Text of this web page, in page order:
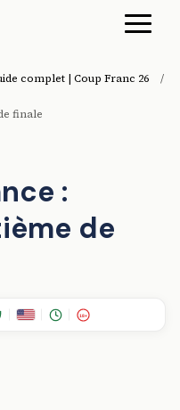
complet | Coup Franc 26
/
finale
:
de
18+